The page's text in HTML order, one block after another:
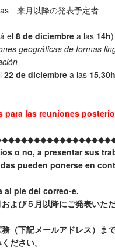
来月以降の発表予定者
el 8 de diciembre a las 14h)
geográficas de formas
22 de diciembre a las 15,30h
para las reuniones
o no, a presentar sus
pueden ponerse en
pie del correo-e.
よび５月以降にご発表いた
（下記メールアドレス） ま
ださい。